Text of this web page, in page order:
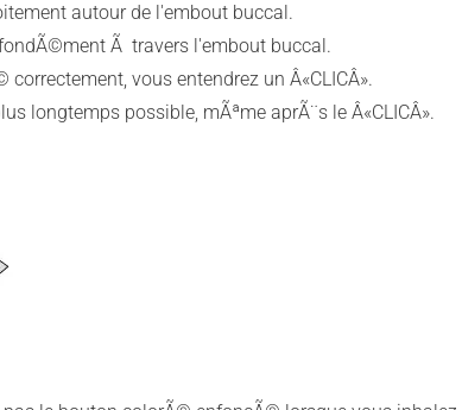
autour de l'embout buccal.
Ã travers l'embout buccal.
vous entendrez un Â«CLICÂ».
longtemps possible, mÃªme aprÃ¨s le Â«CLICÂ».